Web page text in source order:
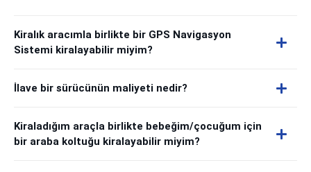
Kiralık aracımla birlikte bir GPS Navigasyon
Sistemi kiralayabilir miyim?
İlave bir sürücünün maliyeti nedir?
Kiraladığım araçla birlikte bebeğim/çocuğum için
bir araba koltuğu kiralayabilir miyim?